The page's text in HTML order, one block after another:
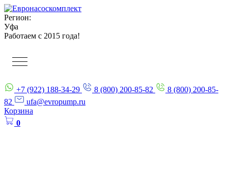
Регион:
Уфа
Работаем с 2015 года!
+7 (922) 188-34-29 8 (800) 200-85-82
8 (800) 200-85-
82
ufa@evropump.ru
Корзина
0